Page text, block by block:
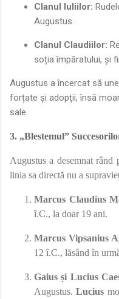
Clanul Iuliilor:
Augustus.
Clanul Claudiilor:
soția împăratului, și
Augustus a încercat să
forțate și adopții, însă
sale.
3. „Blestemul”
Augustus a desemnat
linia sa directă nu a
Marcus Claudius
î.C., la doar 19 ani.
Marcus Vipsanius
12 î.C., lăsând în
Gaius și Lucius
Augustus.Lucius